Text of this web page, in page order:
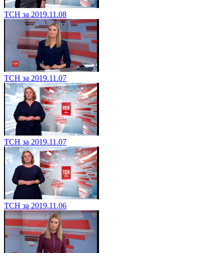
ТСН за 2019.11.08
ТСН за 2019.11.07
ТСН за 2019.11.07
ТСН за 2019.11.06